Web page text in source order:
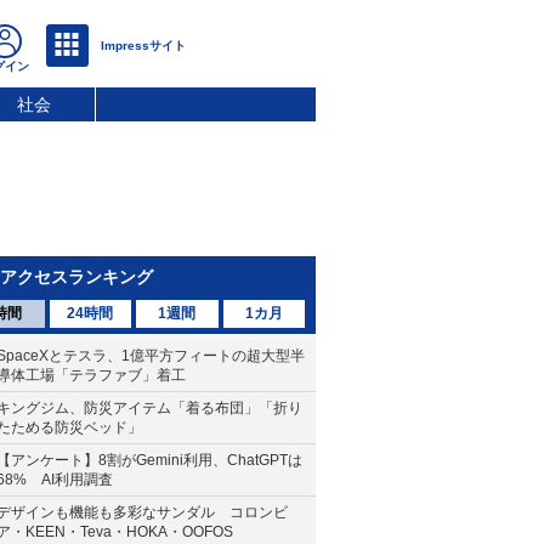
社会
アクセスランキング
間 24時間 1週間 1カ月
とテスラ、1億平方フィートの超大型半
体工場「テラファブ」着工
ングジム、防災アイテム「着る布団」「折り
ためる防災ベッド」
アンケート】8割がGemini利用、ChatGPTは
AI利用調査
ザインも機能も多彩なサンダル コロンビ
・KEEN・Teva・HOKA・OOFOS